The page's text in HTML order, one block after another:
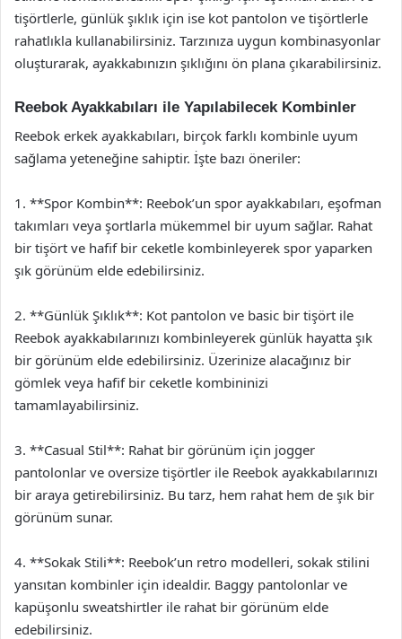
tişörtlerle, günlük şıklık için ise kot pantolon ve tişörtlerle
rahatlıkla kullanabilirsiniz. Tarzınıza uygun kombinasyonlar
oluşturarak, ayakkabınızın şıklığını ön plana çıkarabilirsiniz.
Reebok Ayakkabıları ile Yapılabilecek Kombinler
Reebok erkek ayakkabıları, birçok farklı kombinle uyum
sağlama yeteneğine sahiptir. İşte bazı öneriler:
1. **Spor Kombin**: Reebok’un spor ayakkabıları, eşofman
takımları veya şortlarla mükemmel bir uyum sağlar. Rahat
bir tişört ve hafif bir ceketle kombinleyerek spor yaparken
şık görünüm elde edebilirsiniz.
2. **Günlük Şıklık**: Kot pantolon ve basic bir tişört ile
Reebok ayakkabılarınızı kombinleyerek günlük hayatta şık
bir görünüm elde edebilirsiniz. Üzerinize alacağınız bir
gömlek veya hafif bir ceketle kombininizi
tamamlayabilirsiniz.
3. **Casual Stil**: Rahat bir görünüm için jogger
pantolonlar ve oversize tişörtler ile Reebok ayakkabılarınızı
bir araya getirebilirsiniz. Bu tarz, hem rahat hem de şık bir
görünüm sunar.
4. **Sokak Stili**: Reebok’un retro modelleri, sokak stilini
yansıtan kombinler için idealdir. Baggy pantolonlar ve
kapüşonlu sweatshirtler ile rahat bir görünüm elde
edebilirsiniz.